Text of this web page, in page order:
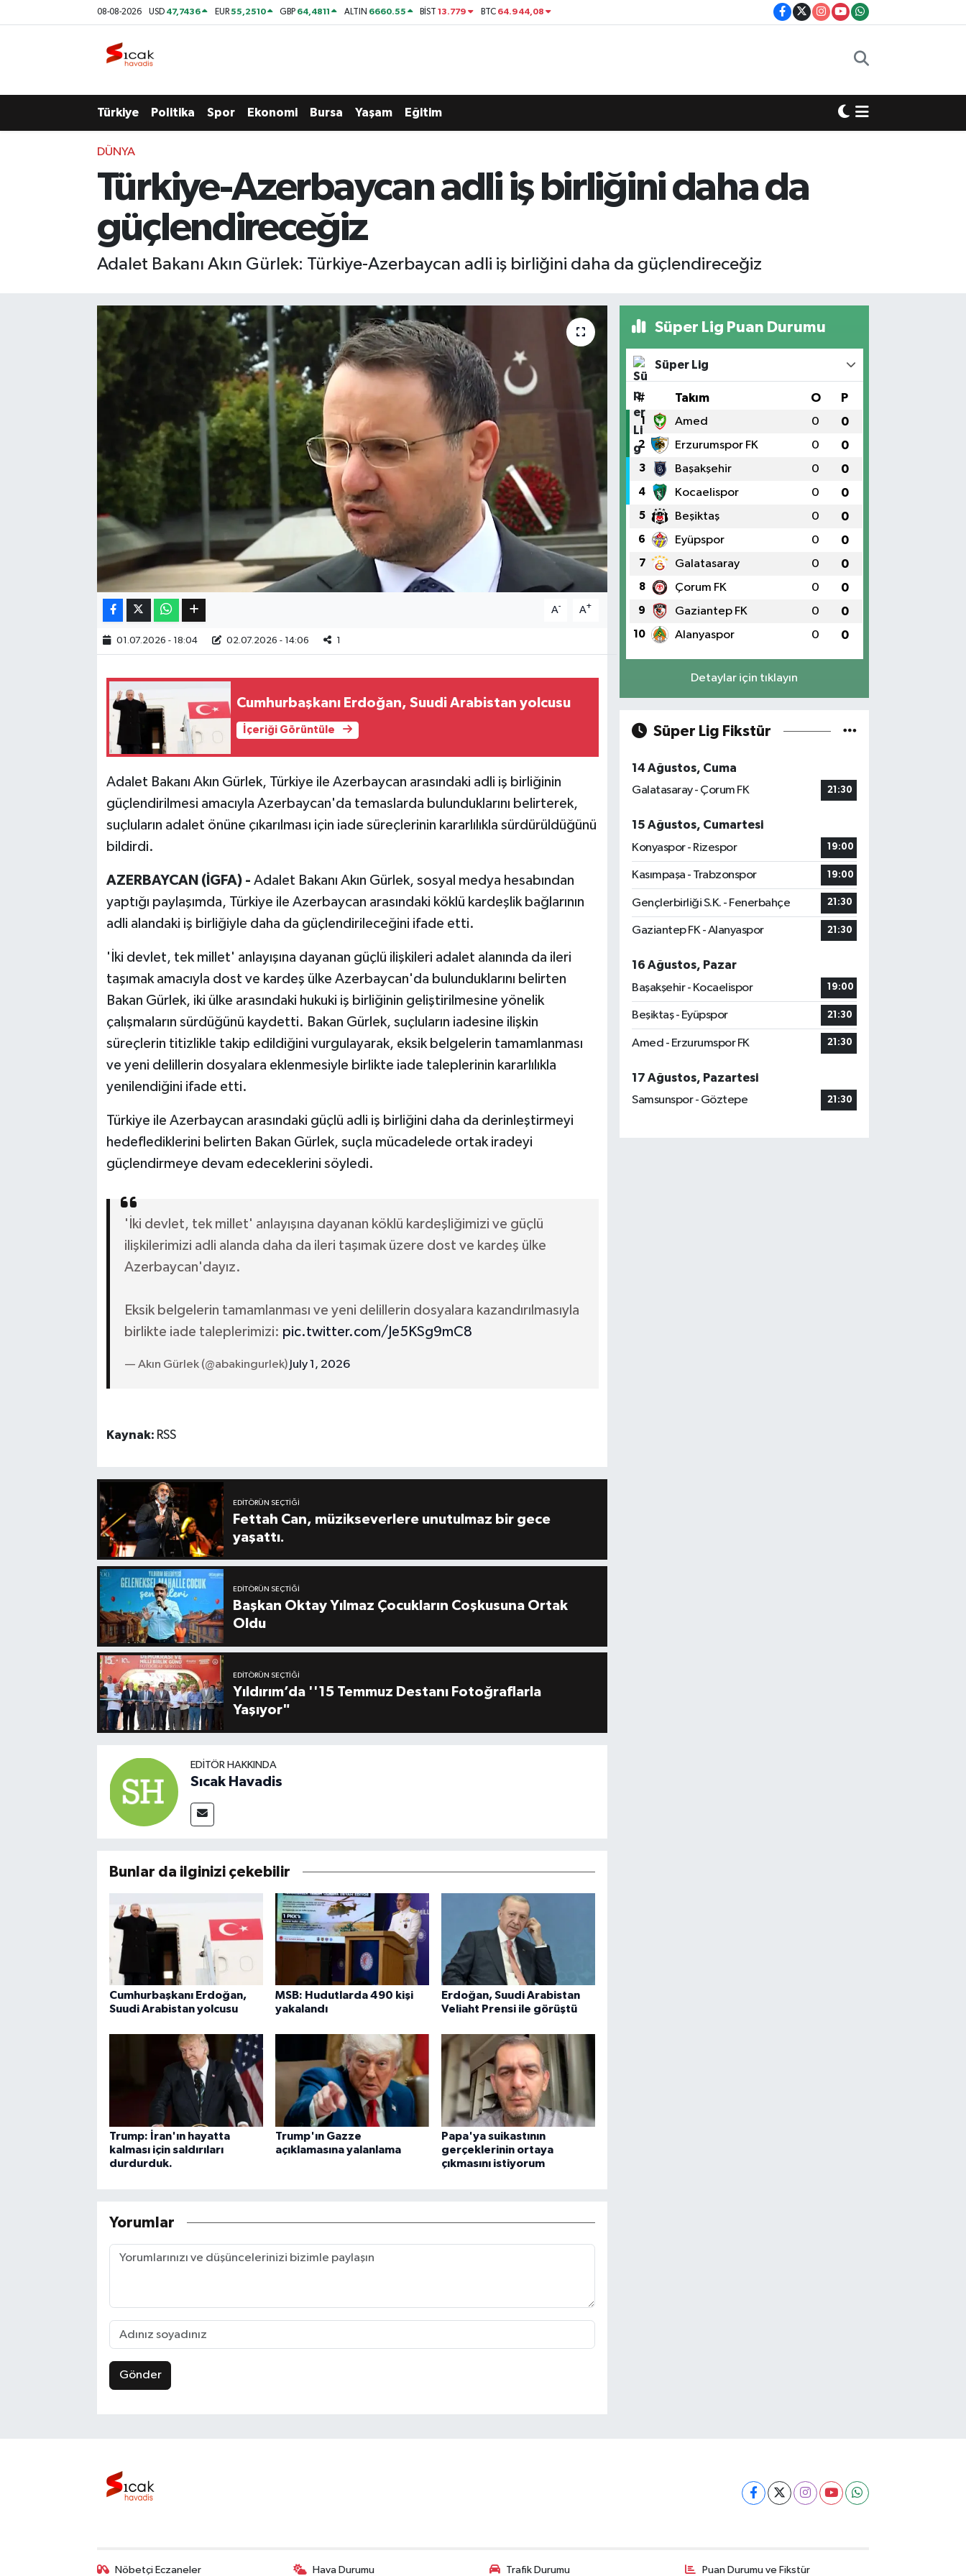
08-08-2026 USD 47,7436 EUR55,2510 GBP 64,4811 ALTIN 6660.55 BİST13.779 BTC 64.944,08
Türkiye Politika Spor Ekonomi Bursa Yaşam Eğitim
DÜNYA
Türkiye-Azerbaycan adli iş birliğini daha da
güçlendireceğiz
Adalet Bakanı Akın Gürlek: Türkiye-Azerbaycan adli iş birliğini daha da güçlendireceğiz
A- A+
01.07.2026 - 18:04 02.07.2026 - 14:06
Cumhurbaşkanı Erdoğan, Suudi Arabistan yolcusu
İçeriği Görüntüle
Adalet Bakanı Akın Gürlek, Türkiye ile Azerbaycan arasındaki adli iş birliğinin
güçlendirilmesi amacıyla Azerbaycan'da temaslarda bulunduklarını belirterek,
suçluların adalet önüne çıkarılması için iade süreçlerinin kararlılıkla sürdürüldüğünü
bildirdi.
AZERBAYCAN (İGFA) - Adalet Bakanı Akın Gürlek, sosyal medya hesabından
yaptığı paylaşımda, Türkiye ile Azerbaycan arasındaki köklü kardeşlik bağlarının
adli alandaki iş birliğiyle daha da güçlendirileceğini ifade etti.
'İki devlet, tek millet' anlayışına dayanan güçlü ilişkileri adalet alanında da ileri
taşımak amacıyla dost ve kardeş ülke Azerbaycan'da bulunduklarını belirten
Bakan Gürlek, iki ülke arasındaki hukuki iş birliğinin geliştirilmesine yönelik
çalışmaların sürdüğünü kaydetti. Bakan Gürlek, suçluların iadesine ilişkin
süreçlerin titizlikle takip edildiğini vurgulayarak, eksik belgelerin tamamlanması
ve yeni delillerin dosyalara eklenmesiyle birlikte iade taleplerinin kararlılıkla
yenilendiğini ifade etti.
Türkiye ile Azerbaycan arasındaki güçlü adli iş birliğini daha da derinleştirmeyi
hedeflediklerini belirten Bakan Gürlek, suçla mücadelede ortak iradeyi
güçlendirmeye devam edeceklerini söyledi.
'İki devlet, tek millet' anlayışına dayanan köklü kardeşliğimizi ve güçlü
ilişkilerimizi adli alanda daha da ileri taşımak üzere dost ve kardeş ülke
Azerbaycan'dayız.
Eksik belgelerin tamamlanması ve yeni delillerin dosyalara kazandırılmasıyla
birlikte iade taleplerimizi: pic.twitter.com/Je5KSg9mC8
— Akın Gürlek (@abakingurlek) July 1, 2026
Kaynak: RSS
EDITÖRÜN SEÇTIĞI
Fettah Can, müzikseverlere unutulmaz bir gece
yaşattı.
EDITÖRÜN SEÇTIĞI
Başkan Oktay Yılmaz Çocukların Coşkusuna Ortak
Oldu
EDITÖRÜN SEÇTIĞI
Yıldırım’da ''15 Temmuz Destanı Fotoğraflarla
Yaşıyor"
EDITÖR HAKKINDA
Sıcak Havadis
Bunlar da ilginizi çekebilir
Cumhurbaşkanı Erdoğan,
Suudi Arabistan yolcusu
MSB: Hudutlarda 490 kişi
yakalandı
Erdoğan, Suudi Arabistan
Veliaht Prensi ile görüştü
Trump: İran'ın hayatta
kalması için saldırıları
durdurduk.
Trump'ın Gazze
açıklamasına yalanlama
Papa'ya suikastının
gerçeklerinin ortaya
çıkmasını istiyorum
Yorumlar
Gönder
Süper Lig Puan Durumu
Süper Lig
# Takım O P
1 Amed 0 0
2 Erzurumspor FK 0 0
3 Başakşehir 0 0
4 Kocaelispor 0 0
5 Beşiktaş 0 0
6 Eyüpspor 0 0
7 Galatasaray 0 0
8 Çorum FK 0 0
9 Gaziantep FK 0 0
10 Alanyaspor 0 0
Detaylar için tıklayın
Süper Lig Fikstür
14 Ağustos, Cuma
Galatasaray - Çorum FK
21:30
15 Ağustos, Cumartesi
Konyaspor - Rizespor
19:00
Kasımpaşa - Trabzonspor 19:00
Gençlerbirliği S.K. - Fenerbahçe 21:30
Gaziantep FK - Alanyaspor 21:30
16 Ağustos, Pazar
Başakşehir - Kocaelispor
19:00
Beşiktaş - Eyüpspor 21:30
Amed - Erzurumspor FK 21:30
17 Ağustos, Pazartesi
Samsunspor - Göztepe
21:30
Nöbetçi Eczaneler Hava Durumu Trafik Durumu Puan Durumu ve Fikstür
Kültür & Sanat
Bilim, Teknoloji
Nöbetçi Eczaneler
Tüm Manşetler
Son Dakika Haberleri